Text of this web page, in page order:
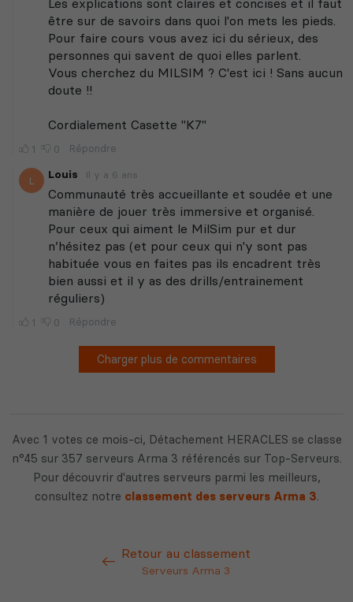
Avec 1 votes ce mois-ci, Détachement HERACLES se classe
n°45 sur 357 serveurs Arma 3 référencés sur Top-Serveurs.
Pour découvrir d'autres serveurs parmi les meilleurs,
consultez notre classement des serveurs Arma 3
Retour au classement
Serveurs Arma 3